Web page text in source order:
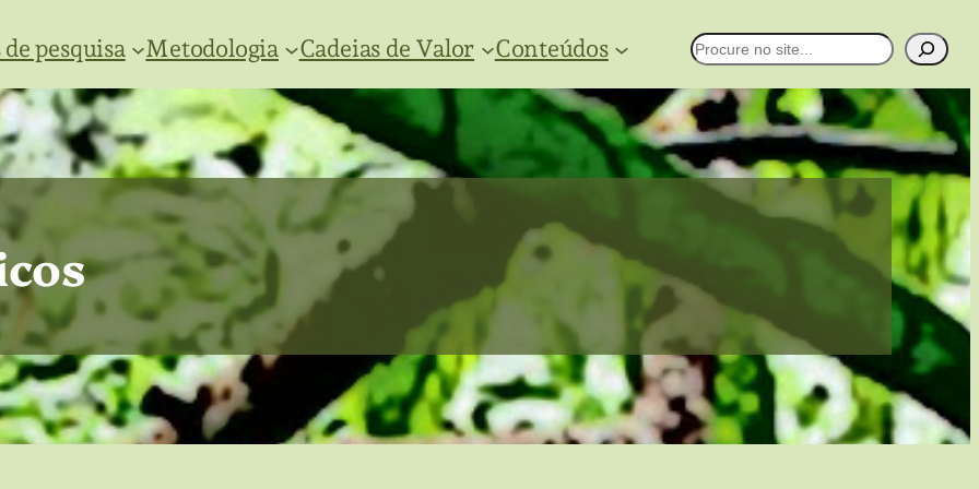
pesquisa Metodologia Cadeias de Valor Conteúdos Pesquisar